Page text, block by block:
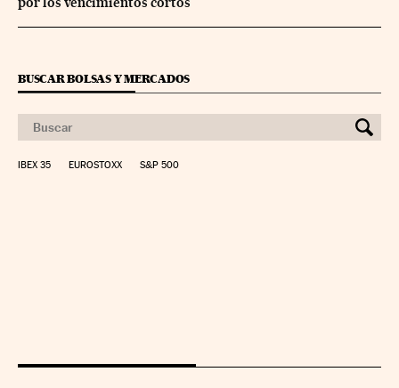
BUSCAR BOLSAS Y MERCADOS
IBEX 35 EUROSTOXX S&P 500